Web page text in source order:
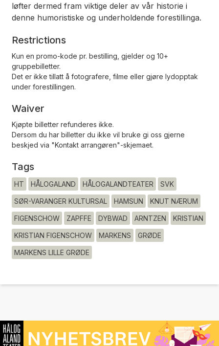
løfter dermed fram viktige deler av vår historie i
denne humoristiske og underholdende forestillinga.
Restrictions
Kun en promo-kode pr. bestilling, gjelder og 10+
gruppebilletter.
Det er ikke tillatt å fotografere, filme eller gjøre lydopptak
under forestillingen.
Waiver
Kjøpte billetter refunderes ikke.
Dersom du har billetter du ikke vil bruke gi oss gjerne
beskjed via "Kontakt arrangøren"-skjemaet.
Tags
HT HÅLOGALAND HÅLOGALANDTEATER SVK
SØR-VARANGER KULTURSAL HAMSUN KNUT NÆRUM
FIGENSCHOW ZAPFFE DYBWAD ARNTZEN KRISTIAN
KRISTIAN FIGENSCHOW MARKENS GRØDE
MARKENS LILLE GRØDE